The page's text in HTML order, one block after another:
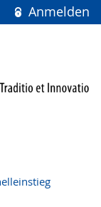
Anmelden